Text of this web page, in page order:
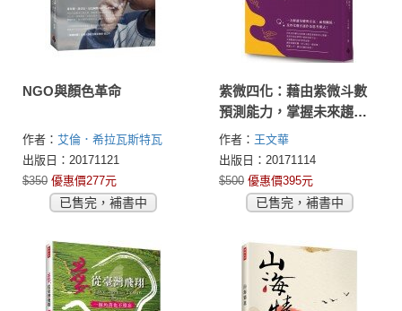
NGO與顏色革命
作者： 艾倫．希拉瓦斯特瓦
(Arun Shivrastva)
出版日：20171121
$350 優惠價277元
已售完，補書中
紫微四化：藉由紫微斗數
預測能力，掌握未來趨勢
變化！
作者： 王文華
出版日：20171114
$500 優惠價395元
已售完，補書中